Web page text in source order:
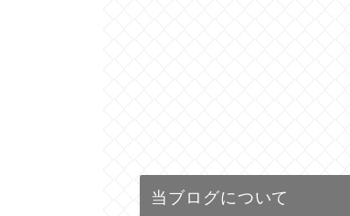
当ブログについて